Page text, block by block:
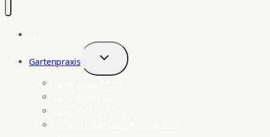
Gartenpraxis
Untermenü
umschalten